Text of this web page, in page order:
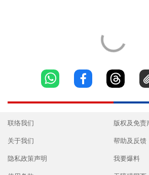
联络我们
关于我们
隐私政策声明
版权及免责
帮助及反馈
我要爆料